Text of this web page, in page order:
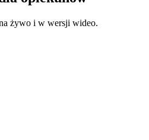
żywo i w wersji wideo.